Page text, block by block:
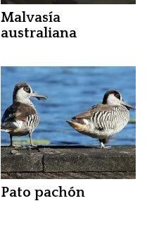
Malvasía
australiana
Pato pachón